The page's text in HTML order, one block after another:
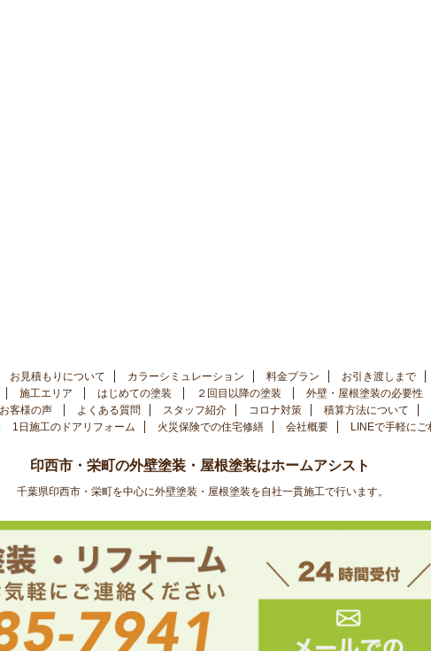
お見積もりについて カラーシミュレーション 料金プラン お引き渡しまで
施工エリア はじめての塗装 ２回目以降の塗装 外壁・屋根塗装の必要性
お客様の声 よくある質問 スタッフ紹介 コロナ対策 積算方法について
1日施工のドアリフォーム 火災保険での住宅修繕 会社概要 LINEで手軽にご
印西市・栄町の外壁塗装・屋根塗装はホームアシスト
千葉県印西市・栄町を中心に外壁塗装・屋根塗装を自社一貫施工で行います。